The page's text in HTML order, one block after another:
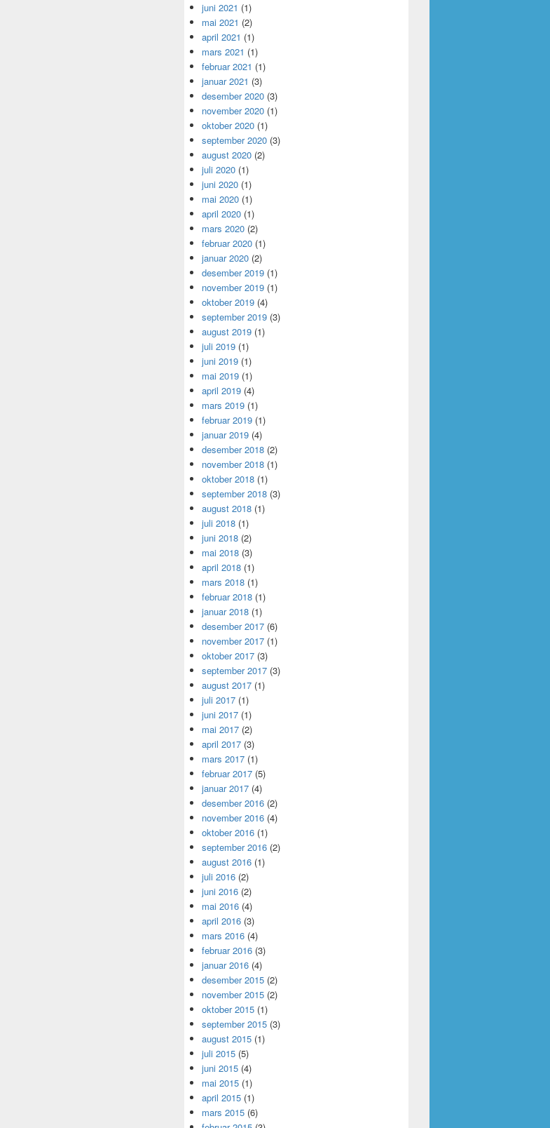
juni 2021 (1)
mai 2021 (2)
april 2021 (1)
mars 2021 (1)
februar 2021 (1)
januar 2021 (3)
desember 2020 (3)
november 2020 (1)
oktober 2020 (1)
september 2020 (3)
august 2020 (2)
juli 2020 (1)
juni 2020 (1)
mai 2020 (1)
april 2020 (1)
mars 2020 (2)
februar 2020 (1)
januar 2020 (2)
desember 2019 (1)
november 2019 (1)
oktober 2019 (4)
september 2019 (3)
august 2019 (1)
juli 2019 (1)
juni 2019 (1)
mai 2019 (1)
april 2019 (4)
mars 2019 (1)
februar 2019 (1)
januar 2019 (4)
desember 2018 (2)
november 2018 (1)
oktober 2018 (1)
september 2018 (3)
august 2018 (1)
juli 2018 (1)
juni 2018 (2)
mai 2018 (3)
april 2018 (1)
mars 2018 (1)
februar 2018 (1)
januar 2018 (1)
desember 2017 (6)
november 2017 (1)
oktober 2017 (3)
september 2017 (3)
august 2017 (1)
juli 2017 (1)
juni 2017 (1)
mai 2017 (2)
april 2017 (3)
mars 2017 (1)
februar 2017 (5)
januar 2017 (4)
desember 2016 (2)
november 2016 (4)
oktober 2016 (1)
september 2016 (2)
august 2016 (1)
juli 2016 (2)
juni 2016 (2)
mai 2016 (4)
april 2016 (3)
mars 2016 (4)
februar 2016 (3)
januar 2016 (4)
desember 2015 (2)
november 2015 (2)
oktober 2015 (1)
september 2015 (3)
august 2015 (1)
juli 2015 (5)
juni 2015 (4)
mai 2015 (1)
april 2015 (1)
mars 2015 (6)